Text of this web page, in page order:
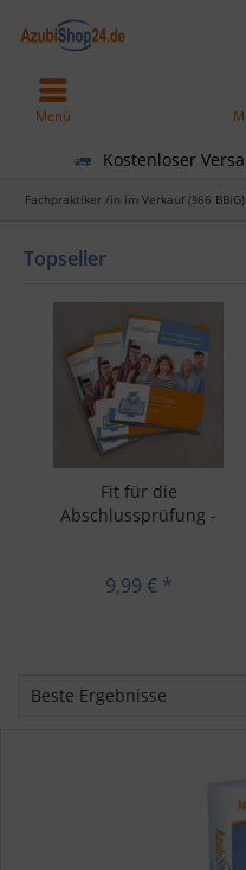
Kostenloser
Menü
Fachpraktiker /in im Verkauf (§66 BBiG)
Topseller
Fit für die
Abschlussprüfung -
9,99 € *